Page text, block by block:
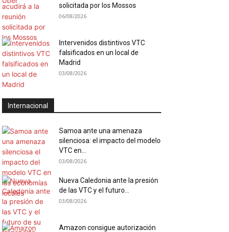
solicitada por los Mossos
06/08/2026
Intervenidos distintivos VTC
falsificados en un local de
Madrid
03/08/2026
Internacional
Samoa ante una amenaza
silenciosa: el impacto del modelo
VTC en...
03/08/2026
Nueva Caledonia ante la presión
de las VTC y el futuro...
03/08/2026
Amazon consigue autorización